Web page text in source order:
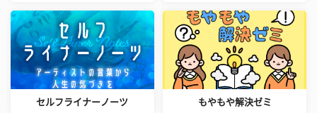
セルフライナーノーツ もやもや解決ゼミ